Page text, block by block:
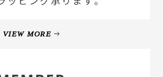
VIEW MORE